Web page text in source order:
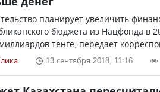
планирует увеличить
бюджета из Нацфонда в
тенге, передает
13 сентября 2018, 11:16